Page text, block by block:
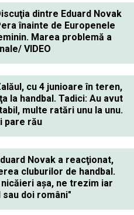
dintre Eduard Novak
înainte de Europenele
Marea problemă a
VIDEO
cu 4 junioare în teren,
la handbal. Tadici: Au avut
multe ratări unu la unu.
pare rău
Novak a reacţionat,
cluburilor de handbal.
aşa, ne trezim iar
sau doi români"